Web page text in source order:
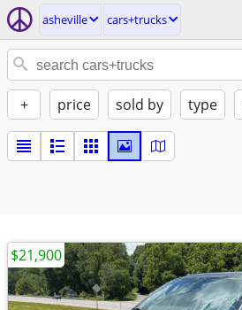
asheville cars+trucks
+ price sold by type
$21,900